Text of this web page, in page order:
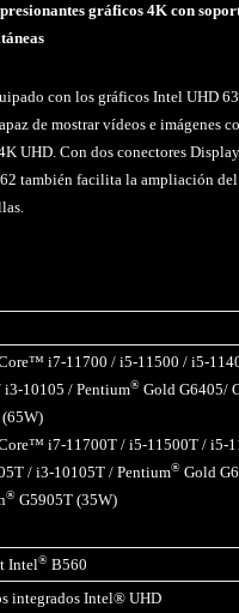
gráficos 4K con
con los gráficos Intel UHD
de mostrar vídeos e imágenes
UHD. Con dos conectores
también facilita la ampliación del
i7-11700 / i5-11500 / i5-
i3-10105 / Pentium® Gold G6405/
i7-11700T / i5-11500T / i5-
/ i3-10105T / Pentium® Gold
® G5905T (35W)
Intel® B560
integrados Intel® UHD